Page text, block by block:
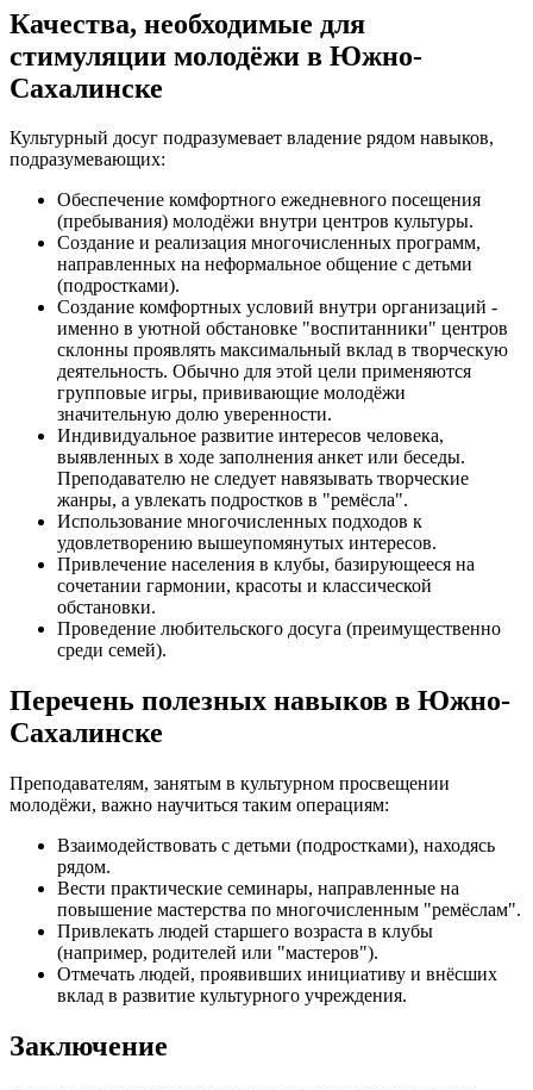
Качества, необходимые для
стимуляции молодёжи в Южно-
Сахалинске
Культурный досуг подразумевает владение рядом навыков,
подразумевающих:
Обеспечение комфортного ежедневного посещения
(пребывания) молодёжи внутри центров культуры.
Создание и реализация многочисленных программ,
направленных на неформальное общение с детьми
(подростками).
Создание комфортных условий внутри организаций -
именно в уютной обстановке "воспитанники" центров
склонны проявлять максимальный вклад в творческую
деятельность. Обычно для этой цели применяются
групповые игры, прививающие молодёжи
значительную долю уверенности.
Индивидуальное развитие интересов человека,
выявленных в ходе заполнения анкет или беседы.
Преподавателю не следует навязывать творческие
жанры, а увлекать подростков в "ремёсла".
Использование многочисленных подходов к
удовлетворению вышеупомянутых интересов.
Привлечение населения в клубы, базирующееся на
сочетании гармонии, красоты и классической
обстановки.
Проведение любительского досуга (преимущественно
среди семей).
Перечень полезных навыков в Южно-
Сахалинске
Преподавателям, занятым в культурном просвещении
молодёжи, важно научиться таким операциям:
Взаимодействовать с детьми (подростками), находясь
рядом.
Вести практические семинары, направленные на
повышение мастерства по многочисленным "ремёслам".
Привлекать людей старшего возраста в клубы
(например, родителей или "мастеров").
Отмечать людей, проявивших инициативу и внёсших
вклад в развитие культурного учреждения.
Заключение